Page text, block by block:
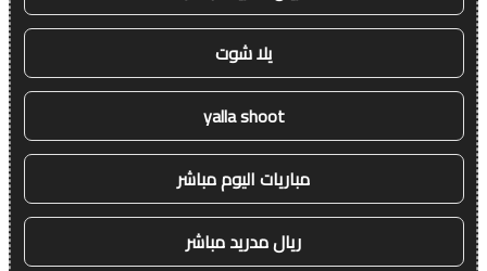
يلا شوت
yalla shoot
مباريات اليوم مباشر
ريال مدريد مباشر